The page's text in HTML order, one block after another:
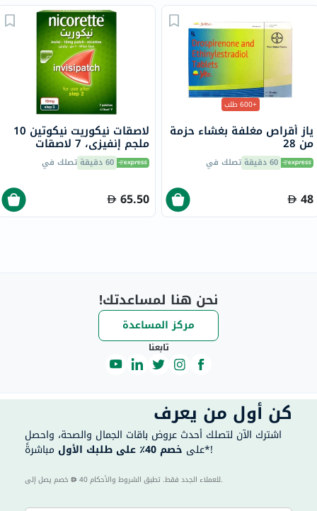
+600 طلب
ياز أقراص مغلفة بغشاء حزمة
من 28
60 دقيقة تصلك في
48
لاصقات نيكوريت نيكوتين 10
ملجم إنفيزي، 7 لاصقات
60 دقيقة تصلك في
65.50
نحن هنا لمساعدتك!
مركز المساعدة
تابعنا
كن أول من يعرف
اشترك الآن لتصلك أحدث عروض باقات الجمال والصحة، واحصل
على خصم 40٪ على طلبك الأول مباشرةً*!
40 للعملاء الجدد فقط. تطبق الشروط والأحكام.